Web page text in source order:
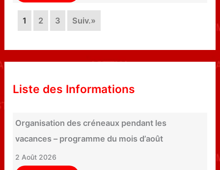
1 2 3 Suiv.»
Liste des Informations
Organisation des créneaux pendant les
vacances – programme du mois d’août
2 Août 2026